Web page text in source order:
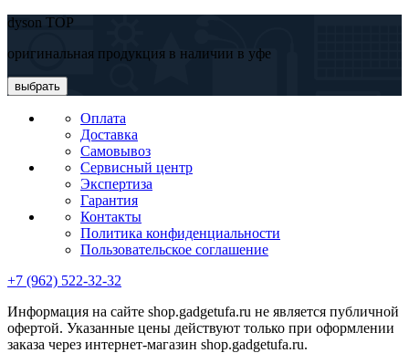
dyson TOP
оригинальная продукция в наличии в уфе
выбрать
Оплата
Доставка
Самовывоз
Сервисный центр
Экспертиза
Гарантия
Контакты
Политика конфиденциальности
Пользовательское соглашение
+7 (962) 522-32-32
Информация на сайте shop.gadgetufa.ru не является публичной
офертой. Указанные цены действуют только при оформлении
заказа через интернет-магазин shop.gadgetufa.ru.